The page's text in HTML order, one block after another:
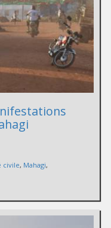
civile, Mahagi,